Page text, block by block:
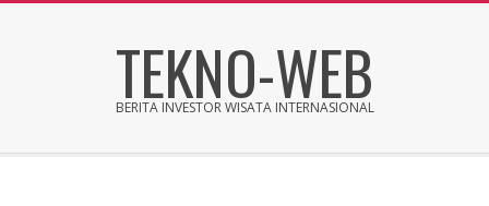
TEKNO-WEB
BERITA INVESTOR WISATA INTERNASIONAL